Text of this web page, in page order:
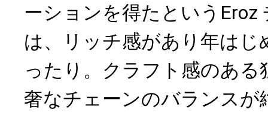
ーションを得たというEroz
は、リッチ感があり年はじ
ったり。クラフト感のある
奢なチェーンのバランスが